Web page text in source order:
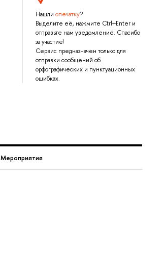
Нашли опечатку?
Выделите её, нажмите Ctrl+Enter и
отправьте нам уведомление. Спасибо
за участие!
Сервис предназначен только для
отправки сообщений об
орфографических и пунктуационных
ошибках.
Мероприятия